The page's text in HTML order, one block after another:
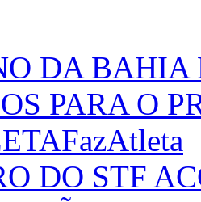
DA
PARA O
DO STF